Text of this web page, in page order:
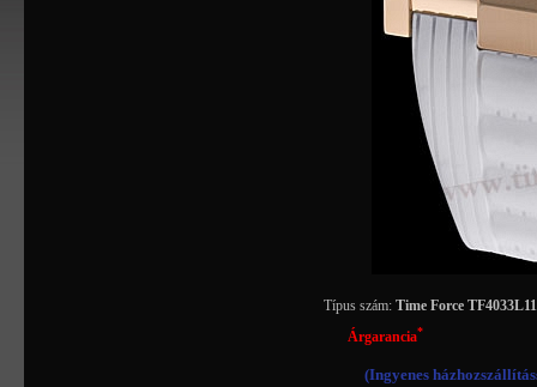
Típus szám: Time Force
Árgarancia*
(Ingyenes